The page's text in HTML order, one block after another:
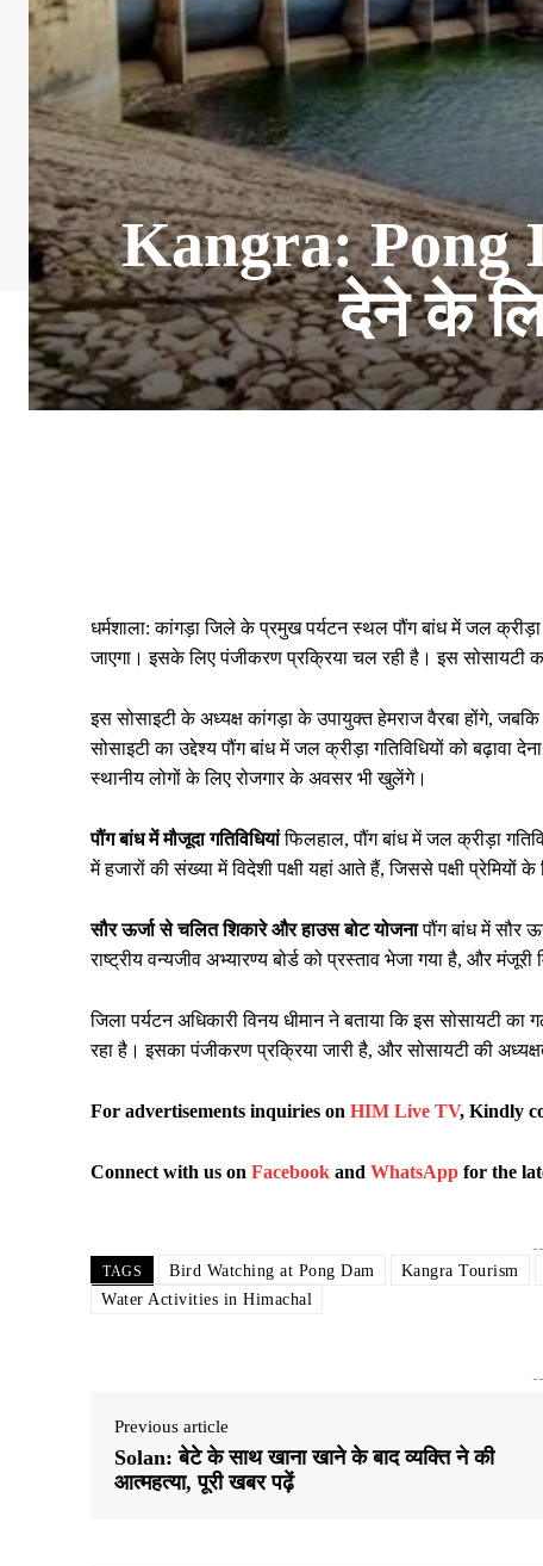
Kangra: Pong
देने के
धर्मशाला: कांगड़ा जिले के प्रमुख पर्यटन स्थल पौंग बांध में जल
जाएगा। इसके लिए पंजीकरण प्रक्रिया चल रही है। इस सोसायटी
इस सोसाइटी के अध्यक्ष कांगड़ा के उपायुक्त हेमराज वैरबा होंगे,
सोसाइटी का उद्देश्य पौंग बांध में जल क्रीड़ा गतिविधियों को
स्थानीय लोगों के लिए रोजगार के अवसर भी खुलेंगे।
पौंग बांध में मौजूदा गतिविधियांफिलहाल, पौंग बांध में जल क्रीड़ा
में हजारों की संख्या में विदेशी पक्षी यहां आते हैं, जिससे पक्षी
सौर ऊर्जा से चलित शिकारे और हाउस बोट योजनापौंग बांध में सौर
राष्ट्रीय वन्यजीव अभ्यारण्य बोर्ड को प्रस्ताव भेजा गया है, और
जिला पर्यटन अधिकारी विनय धीमान ने बताया कि इस सोसायटी
रहा है। इसका पंजीकरण प्रक्रिया जारी है, और सोसायटी की
For advertisements inquiries on HIM Live TV, Kindly
Connect with us on Facebook and WhatsApp for the
TAGS Bird Watching at Pong Dam Kangra Tourism
Water Activities in Himachal
Previous article
Solan: बेटे के साथ खाना खाने के बाद व्यक्ति ने की
आत्महत्या, पूरी खबर पढ़ें